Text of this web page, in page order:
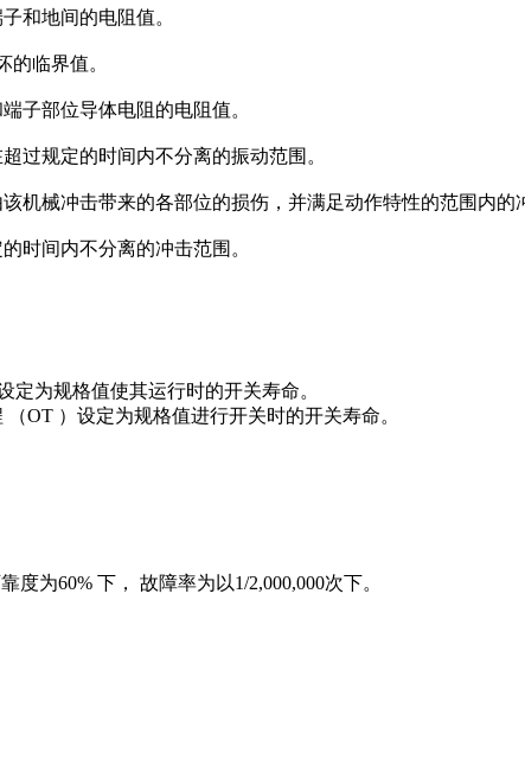
和地间的电阻值。
的临界值。
子部位导体电阻的电阻值。
过规定的时间内不分离的振动范围。
机械冲击带来的各部位的损伤，并满足动作特性的范围内的
时间内不分离的冲击范围。
为规格值使其运行时的开关寿命。
OT ）设定为规格值进行开关时的开关寿命。
度为60% 下， 故障率为以1/2,000,000次下。